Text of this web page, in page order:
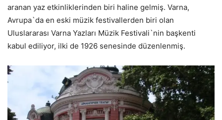
aranan yaz etkinliklerinden biri haline gelmiş. Varna,
Avrupa`da en eski müzik festivallerden biri olan
Uluslararası Varna Yazları Müzik Festivali`nin başkenti
kabul ediliyor, ilki de 1926 senesinde düzenlenmiş.